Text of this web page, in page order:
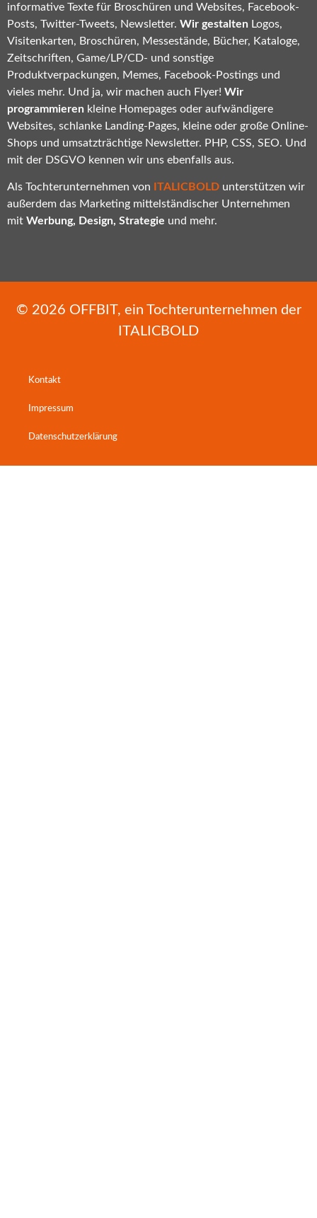
informative Texte für Broschüren und Websites, Facebook-
Posts, Twitter-Tweets, Newsletter. Wir gestalten Logos,
Visitenkarten, Broschüren, Messestände, Bücher, Kataloge,
Zeitschriften, Game/LP/CD- und sonstige
Produktverpackungen, Memes, Facebook-Postings und
vieles mehr. Und ja, wir machen auch Flyer! Wir
programmieren kleine Homepages oder aufwändigere
Websites, schlanke Landing-Pages, kleine oder große Online-
Shops und umsatzträchtige Newsletter. PHP, CSS, SEO. Und
mit der DSGVO kennen wir uns ebenfalls aus.
Als Tochterunternehmen von ITALICBOLD unterstützen wir
außerdem das Marketing mittelständischer Unternehmen
mit Werbung, Design, Strategie und mehr.
© 2026 OFFBIT, ein Tochterunternehmen der
ITALICBOLD
Kontakt
Impressum
Datenschutzerklärung